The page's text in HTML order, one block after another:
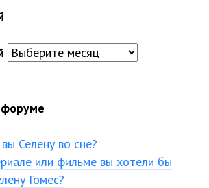
форуме
Селену во сне?
или фильме вы хотели бы
Гомес?